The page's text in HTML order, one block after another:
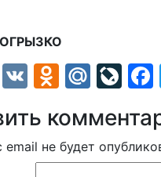
ОГРЫЗКО
Email
VK
не будет